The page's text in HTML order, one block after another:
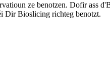
ze benotzen. Dofir ass
Dir Bioslicing richteg benotzt.